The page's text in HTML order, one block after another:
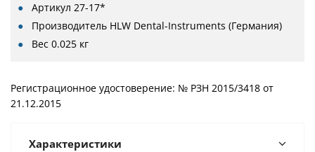
Артикул 27-17*
Производитель HLW Dental-Instruments (Германия)
Вес 0.025 кг
Регистрационное удостоверение: № РЗН 2015/3418 от
21.12.2015
Характеристики